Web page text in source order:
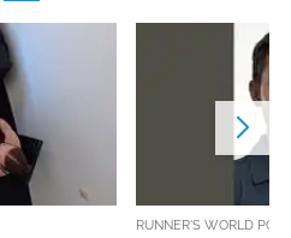
RUNNER'S WORLD